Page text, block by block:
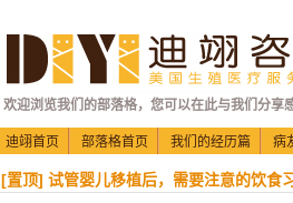
欢迎浏览我们的部落格，您可以在此与我们分享
迪翊首页 部落格首页 我们的经历篇 病
[置顶] 试管婴儿移植后，需要注意的饮食